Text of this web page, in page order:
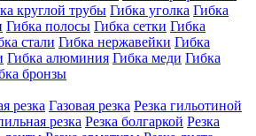
круглой трубы Гибка уголка Гибка
Гибка полосы Гибка сетки Гибка
стали Гибка нержавейки Гибка
Гибка алюминия Гибка меди Гибка
бронзы
резка Газовая резка Резка гильотиной
резка Резка болгаркой Резка